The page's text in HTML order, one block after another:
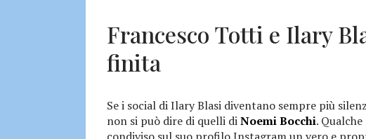
Francesco Totti e Ilary
finita
Se i social di Ilary Blasi diventano sempre più
non si può dire di quelli diNoemi Bocchi.